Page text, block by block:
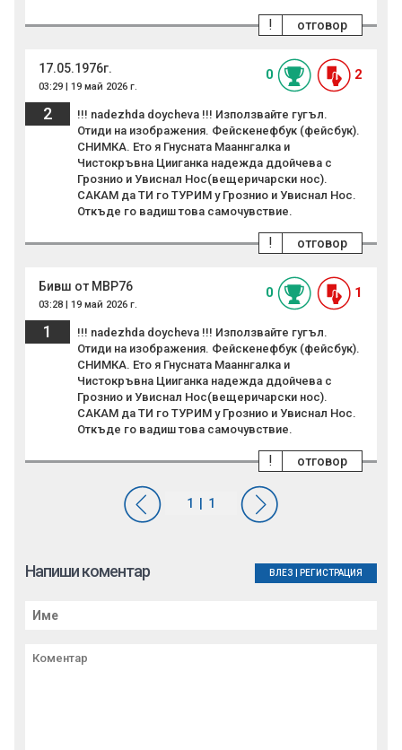
отговор
!
17.05.1976г.
03:29 | 19 май 2026 г.
0 2
2
!!! nadezhda doycheva !!! Използвайте гугъл.
Отиди на изображения. Фейскенефбук (фейсбук).
СНИМКА. Ето я Гнусната Мааннгалка и
Чистокръвна Цииганка надежда ддойчева с
Грознио и Увиснал Нос(вещеричарски нос).
САКАМ да ТИ го ТУРИМ у Грознио и Увиснал Нос.
Откъде го вадиш това самочувствие.
отговор
!
Бивш от МВР76
03:28 | 19 май 2026 г.
0 1
1
!!! nadezhda doycheva !!! Използвайте гугъл.
Отиди на изображения. Фейскенефбук (фейсбук).
СНИМКА. Ето я Гнусната Мааннгалка и
Чистокръвна Цииганка надежда ддойчева с
Грознио и Увиснал Нос(вещеричарски нос).
САКАМ да ТИ го ТУРИМ у Грознио и Увиснал Нос.
Откъде го вадиш това самочувствие.
отговор
!
Напиши коментар ВЛЕЗ РЕГИСТРАЦИЯ